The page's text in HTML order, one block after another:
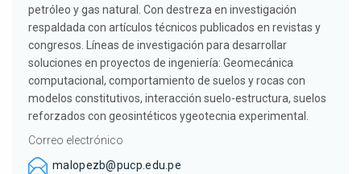
petróleo y gas natural. Con destreza en investigación
respaldada con artículos técnicos publicados en revistas y
congresos. Líneas de investigación para desarrollar
soluciones en proyectos de ingeniería: Geomecánica
computacional, comportamiento de suelos y rocas con
modelos constitutivos, interacción suelo-estructura, suelos
reforzados con geosintéticos ygeotecnia experimental.
Correo electrónico
malopezb@pucp.edu.pe